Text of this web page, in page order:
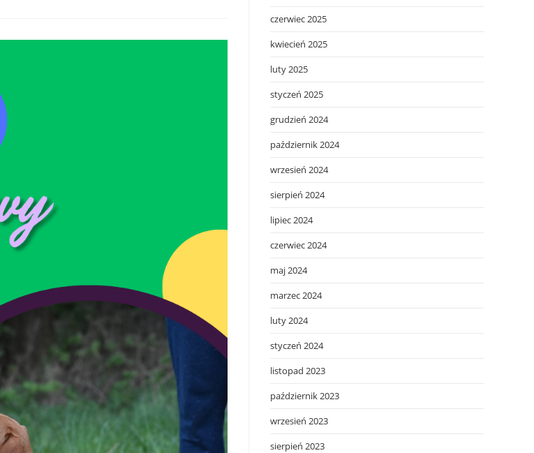
czerwiec 2025
kwiecień 2025
luty 2025
styczeń 2025
grudzień 2024
październik 2024
wrzesień 2024
sierpień 2024
lipiec 2024
czerwiec 2024
maj 2024
marzec 2024
luty 2024
styczeń 2024
listopad 2023
październik 2023
wrzesień 2023
sierpień 2023